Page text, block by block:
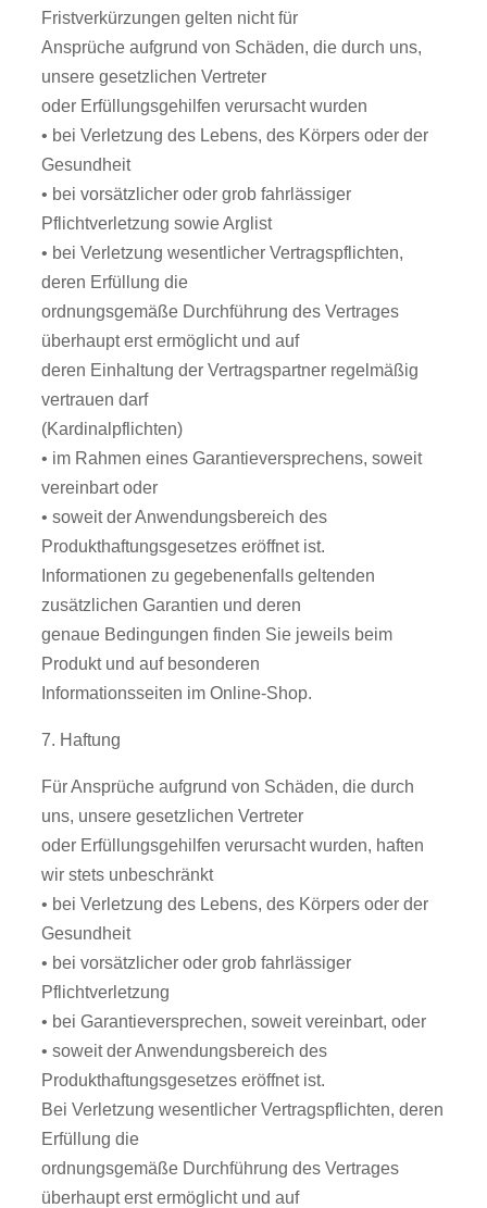
Fristverkürzungen gelten nicht für
Ansprüche aufgrund von Schäden, die durch uns,
unsere gesetzlichen Vertreter
oder Erfüllungsgehilfen verursacht wurden
• bei Verletzung des Lebens, des Körpers oder der
Gesundheit
• bei vorsätzlicher oder grob fahrlässiger
Pflichtverletzung sowie Arglist
• bei Verletzung wesentlicher Vertragspflichten,
deren Erfüllung die
ordnungsgemäße Durchführung des Vertrages
überhaupt erst ermöglicht und auf
deren Einhaltung der Vertragspartner regelmäßig
vertrauen darf
(Kardinalpflichten)
• im Rahmen eines Garantieversprechens, soweit
vereinbart oder
• soweit der Anwendungsbereich des
Produkthaftungsgesetzes eröffnet ist.
Informationen zu gegebenenfalls geltenden
zusätzlichen Garantien und deren
genaue Bedingungen finden Sie jeweils beim
Produkt und auf besonderen
Informationsseiten im Online-Shop.
7. Haftung
Für Ansprüche aufgrund von Schäden, die durch
uns, unsere gesetzlichen Vertreter
oder Erfüllungsgehilfen verursacht wurden, haften
wir stets unbeschränkt
• bei Verletzung des Lebens, des Körpers oder der
Gesundheit
• bei vorsätzlicher oder grob fahrlässiger
Pflichtverletzung
• bei Garantieversprechen, soweit vereinbart, oder
• soweit der Anwendungsbereich des
Produkthaftungsgesetzes eröffnet ist.
Bei Verletzung wesentlicher Vertragspflichten, deren
Erfüllung die
ordnungsgemäße Durchführung des Vertrages
überhaupt erst ermöglicht und auf